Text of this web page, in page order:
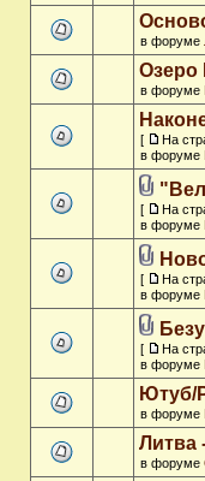
в форуме
Озеро
в форуме
[ На
в форуме
[ На
в форуме
[ На
в форуме
[ На
в форуме
Ютуб/
в форуме
Литва
в форуме